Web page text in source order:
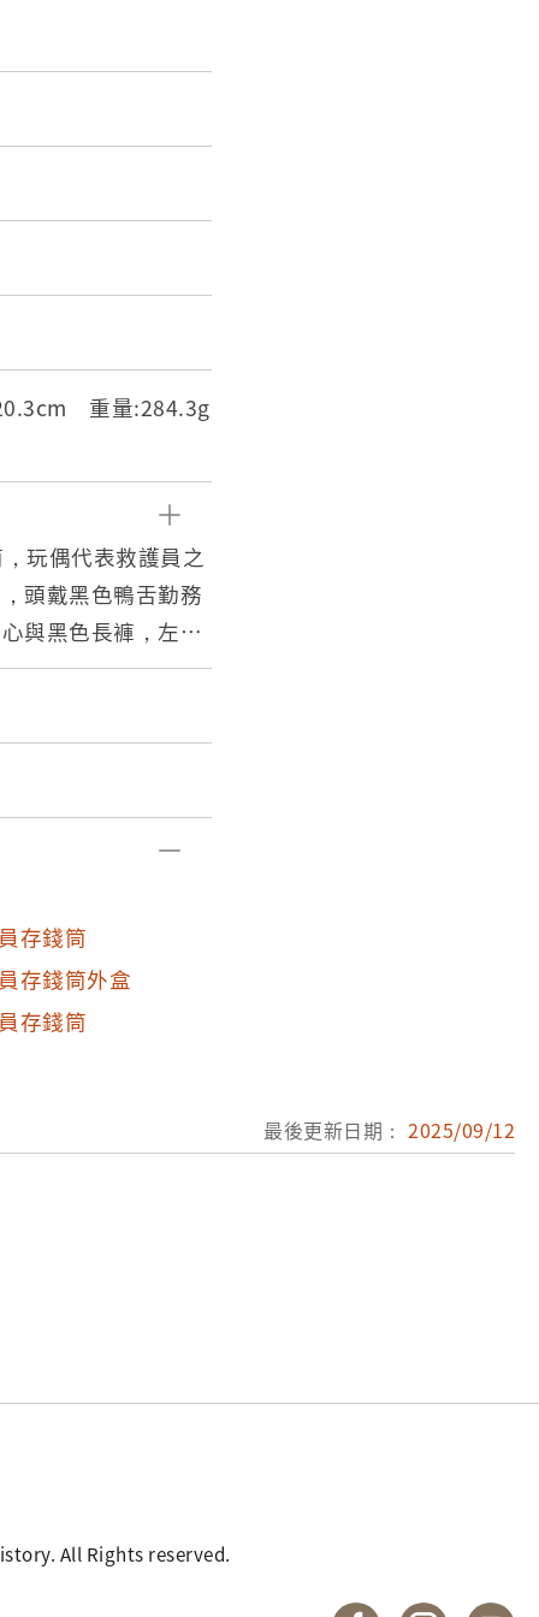
重量:284.3g
玩偶代表救護員之
頭戴黑色鴨舌勤務
與黑色長褲，左右
脖子掛聽診器，手
，取出孔位於底
時之蒐藏品，主要
存錢筒
存錢筒外盒
存錢筒
最後更新日期： 2025/09/12
All Rights reserved.